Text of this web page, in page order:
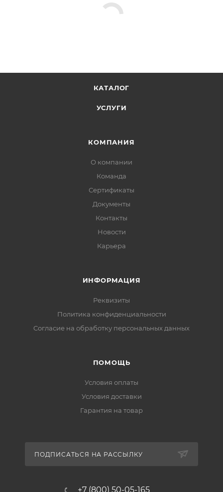
КАТАЛОГ
УСЛУГИ
КОМПАНИЯ
О компании
Команда
Сертификаты
Документы
Контакты
Новости
Карьера
ИНФОРМАЦИЯ
Реквизиты
Политика конфиденциальности
Cогласие на обработку персональных данных
ПОМОЩЬ
Условия оплаты
Условия доставки
Гарантия на товар
ПОДПИСАТЬСЯ НА РАССЫЛКУ
+7 (800) 50-05-165